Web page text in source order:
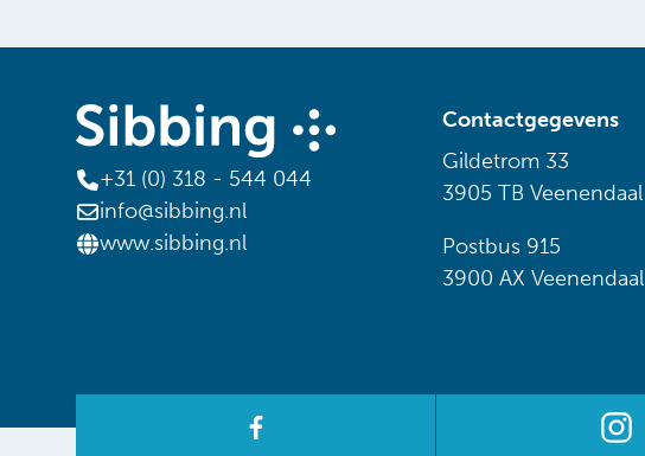
+31 (0) 318 - 544 044
info@sibbing.nl
www.sibbing.nl
Contactgegevens
Gildetrom 33
3905 TB Veenendaal
Postbus 915
3900 AX Veenendaal